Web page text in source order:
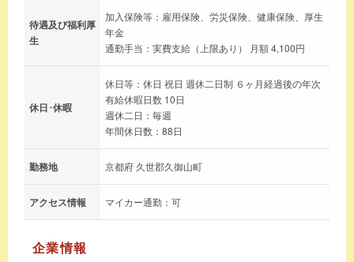
待遇及び福利厚
生
加入保険等：雇用保険、労災保険、健康保険、厚生
年金
通勤手当：実費支給（上限あり） 月額 4,100円
休日･休暇
休日等：休日 祝日 週休二日制 ６ヶ月経過後の年次
有給休暇日数 10日
週休二日：毎週
年間休日数：88日
勤務地 京都府 久世郡久御山町
アクセス情報 マイカー通勤：可
企業情報